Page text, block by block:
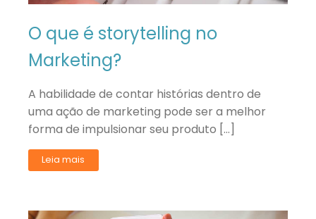
O que é storytelling no
Marketing?
A habilidade de contar histórias dentro de
uma ação de marketing pode ser a melhor
forma de impulsionar seu produto […]
Leia mais